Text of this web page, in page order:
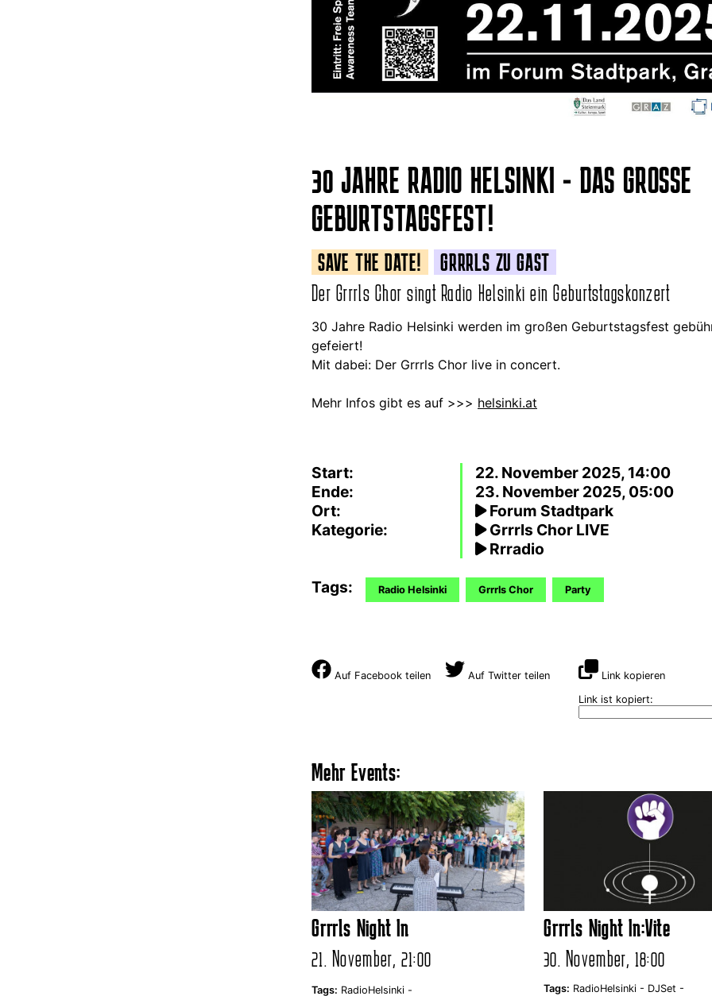
30 JAHRE RADIO HELSINKI - DAS GROSSE G
EBURTSTAGSFEST!
SAVE THE DATE! GRRRLS ZU GAST
Der Grrrls Chor singt Radio Helsinki ein Geburtstagskonzert
30 Jahre Radio Helsinki werden im großen Geburtstagsfest
gefeiert!
Mit dabei: Der Grrrls Chor live in concert.
Mehr Infos gibt es auf >>> helsinki.at
Start:
22. November 2025, 14:00
Ende:
23. November 2025, 05:00
Ort:
Forum Stadtpark
Kategorie:
Grrrls Chor LIVE
Rrradio
Tags:
Radio Helsinki Grrrls Chor Party
Auf Facebook teilen Auf Twitter teilen
Link kopieren
Link ist kopiert:
Mehr Events:
Grrrls Night In
21. November, 21:00
Tags: RadioHelsinki -
Grrrls Night In:Vite
30. November, 18:00
Tags: RadioHelsinki - DJSet -